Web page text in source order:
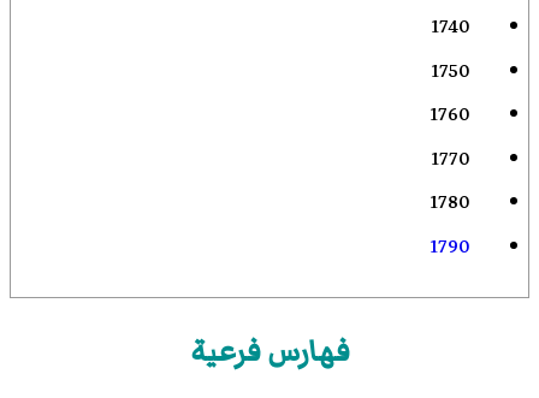
1740
1750
1760
1770
1780
1790
فهارس فرعية